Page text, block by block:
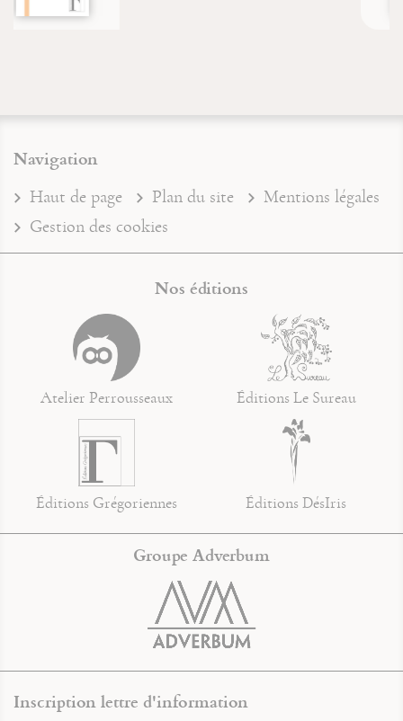
Navigation
Haut de page Plan du site
Mentions légales
Gestion des cookies
Nos éditions
Atelier Perrousseaux Éditions Le Sureau
Éditions Grégoriennes Éditions DésIris
Groupe Adverbum
Inscription lettre d'information